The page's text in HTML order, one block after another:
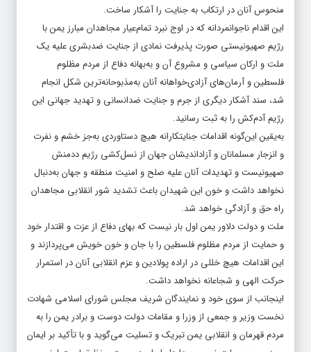
منحوس آنان در ارتکاب به جنایت را آشکار ساخت.
این اقدام ناجوانمردانه که در اوج نبرد تمام‌عیار مجاهدان مبارز یمن با
رژیم صهیونیستی صورت پذیرفت نمادی از جنایت ضدبشری علیه یک
ملت و ارکان سیاسی و مشروع آن و به‌بهانه دفاع از مردم مظلوم
فلسطین و آرمان‌های آزادی‌خواهانه آنان به‌مذبوحانه‌ترین شکل انجام
شد، سند آشکار دیگری از جرم و جنایت ضدانسانی و تهدید جهانی این
رژیم آدم‌کش را به ثبت رسانید.
به‌یقین این‌گونه اقدامات جنایتکارانه هیچ دستاوردی به‌جز خشم و نفرت
و انزجار مسلمانان و آزاداندیشان جهان از نسل‌کشی رژیم ددمنش
صهیونیست و تهدیدات آنان علیه صلح و امنیت منطقه و جهان به‌دنبال
نخواهد داشت و خون این شهیدان باعث تشدید شور انقلابی مجاهدان
راه حق و آزادگی خواهد شد.
ملت و دولت دلاور یمن اول بار نیست که بهای دفاع از عزت و اقتدار خود
و حمایت از مردم مظلوم فلسطین را با جان و خون خویش می‌پردازند و
این اقدامات هیچ خللی در اراده پولادین و عزم انقلابی آنان در استمرار
حرکت الهی و شجاعانه نخواهد داشت.
اینجانب از سوی خود و نمایندگان شریف مجلس شورای اسلامی شهادت
نخست وزیر و جمعی از وزرا و مقامات دولت دوست و برادر یمن را به
مردم قهرمان و انقلابی یمن تبریک و تسلیت می‌گوید و با تأکید بر ایمان